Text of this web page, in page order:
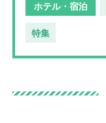
ホテル・宿泊
特集